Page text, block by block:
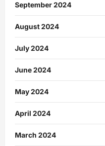
September 2024
August 2024
July 2024
June 2024
May 2024
April 2024
March 2024